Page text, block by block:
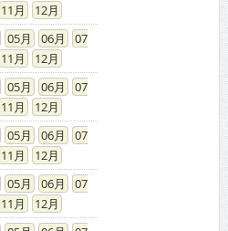
11
12
05 06
07
11
12
05 06
07
11
12
05 06
07
11
12
05 06
07
11
12